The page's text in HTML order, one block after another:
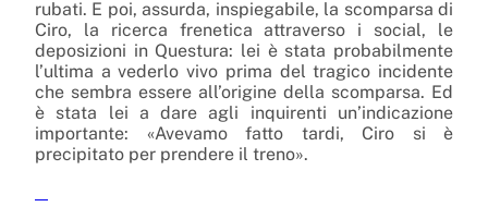
rubati. E poi, assurda, inspiegabile, la scomparsa di
Ciro, la ricerca frenetica attraverso i social, le
deposizioni in Questura: lei è stata probabilmente
l’ultima a vederlo vivo prima del tragico incidente
che sembra essere all’origine della scomparsa. Ed
è stata lei a dare agli inquirenti un’indicazione
importante: «Avevamo fatto tardi, Ciro si è
precipitato per prendere il treno».